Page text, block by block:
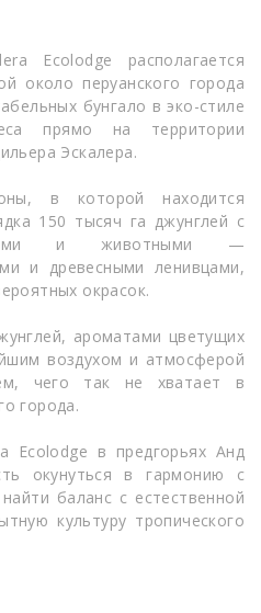
Ecolodge располагается
около перуанского города
бунгало в эко-стиле
прямо на территории
Эскалера.
в которой находится
150 тысяч га джунглей с
и животными —
и древесными ленивцами,
окрасок.
ароматами цветущих
воздухом и атмосферой
чего так не хватает в
города.
Ecolodge в предгорьях Анд
окунуться в гармонию с
баланс с естественной
культуру тропического